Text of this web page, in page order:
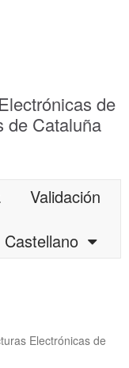
de
de Cataluña
Validación
Castellano
Electrónicas de